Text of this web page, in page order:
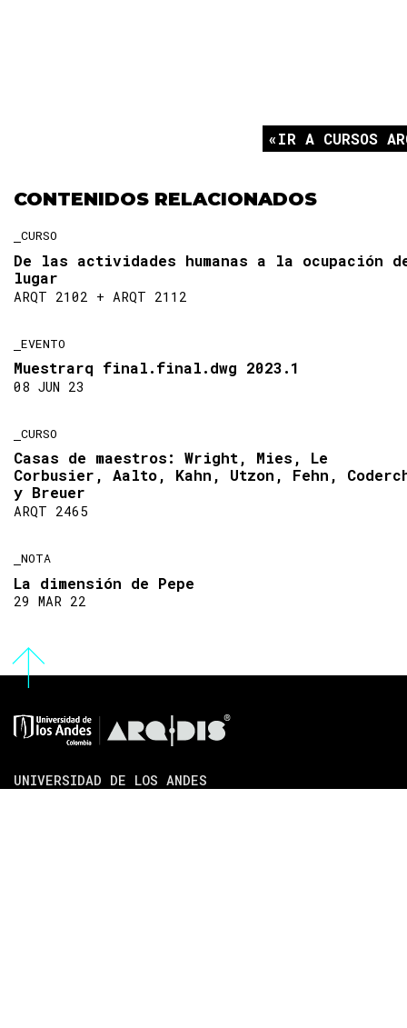
IR A CURSOS
CONTENIDOS RELACIONADOS
CURSO
De las actividades humanas a la ocupación
lugar
ARQT 2102 + ARQT 2112
EVENTO
Muestrarq final.final.dwg 2023.1
08 JUN 23
CURSO
Casas de maestros: Wright, Mies, Le
Corbusier, Aalto, Kahn, Utzon, Fehn,
y Breuer
ARQT 2465
NOTA
La dimensión de Pepe
29 MAR 22
UNIVERSIDAD DE LOS ANDES